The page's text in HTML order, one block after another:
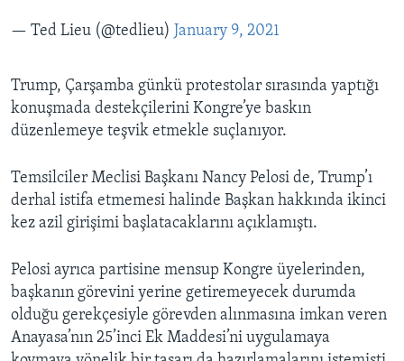
— Ted Lieu (@tedlieu) January 9, 2021
Trump, Çarşamba günkü protestolar sırasında yaptığı
konuşmada destekçilerini Kongre’ye baskın
düzenlemeye teşvik etmekle suçlanıyor.
Temsilciler Meclisi Başkanı Nancy Pelosi de, Trump’ı
derhal istifa etmemesi halinde Başkan hakkında ikinci
kez azil girişimi başlatacaklarını açıklamıştı.
Pelosi ayrıca partisine mensup Kongre üyelerinden,
başkanın görevini yerine getiremeyecek durumda
olduğu gerekçesiyle görevden alınmasına imkan veren
Anayasa’nın 25’inci Ek Maddesi’ni uygulamaya